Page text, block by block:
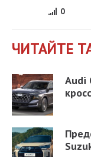
0
ЧИТАЙТЕ
Audi